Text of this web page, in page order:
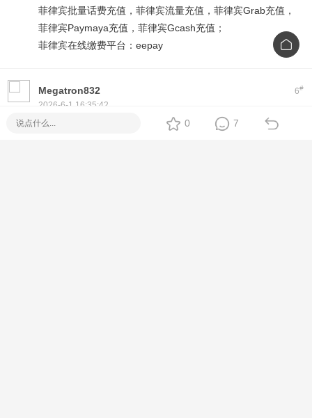
菲律宾批量话费充值，菲律宾流量充值，菲律宾Grab充值，
菲律宾Paymaya充值，菲律宾Gcash充值；
菲律宾在线缴费平台：eepay
6#
Megatron832
2026-6-1 16:35:42
速维电信（SUNIWAY）是专注全球优质互联网资源及网络服
0 7